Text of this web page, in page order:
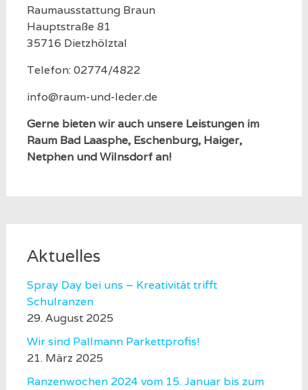
Raumausstattung Braun
Hauptstraße 81
35716 Dietzhölztal
Telefon: 02774/4822
info@raum-und-leder.de
Gerne bieten wir auch unsere Leistungen im
Raum Bad Laasphe, Eschenburg, Haiger,
Netphen und Wilnsdorf an!
Aktuelles
Spray Day bei uns – Kreativität trifft
Schulranzen
29. August 2025
Wir sind Pallmann Parkettprofis!
21. März 2025
Ranzenwochen 2024 vom 15. Januar bis zum